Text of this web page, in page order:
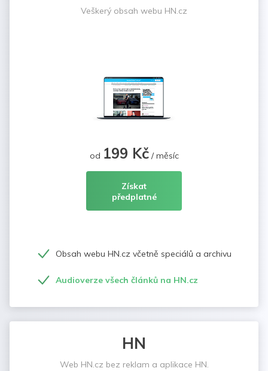
Veškerý obsah webu HN.cz
od 199 Kč/ měsíc
Získat
předplatné
Obsah webu HN.cz včetně speciálů a archivu
Audioverze všech článků na HN.cz
HN
Web HN.cz bez reklam a aplikace HN.